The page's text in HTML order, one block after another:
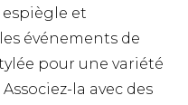
et
événements de
pour une variété
la avec des